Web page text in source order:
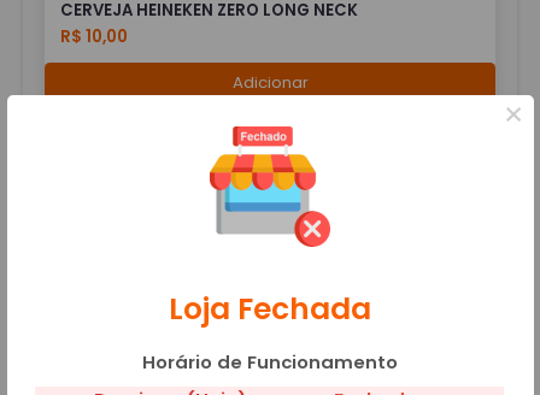
CERVEJA HEINEKEN ZERO LONG NECK
R$ 10,00
Adicionar
×
Loja Fechada
Horário de Funcionamento